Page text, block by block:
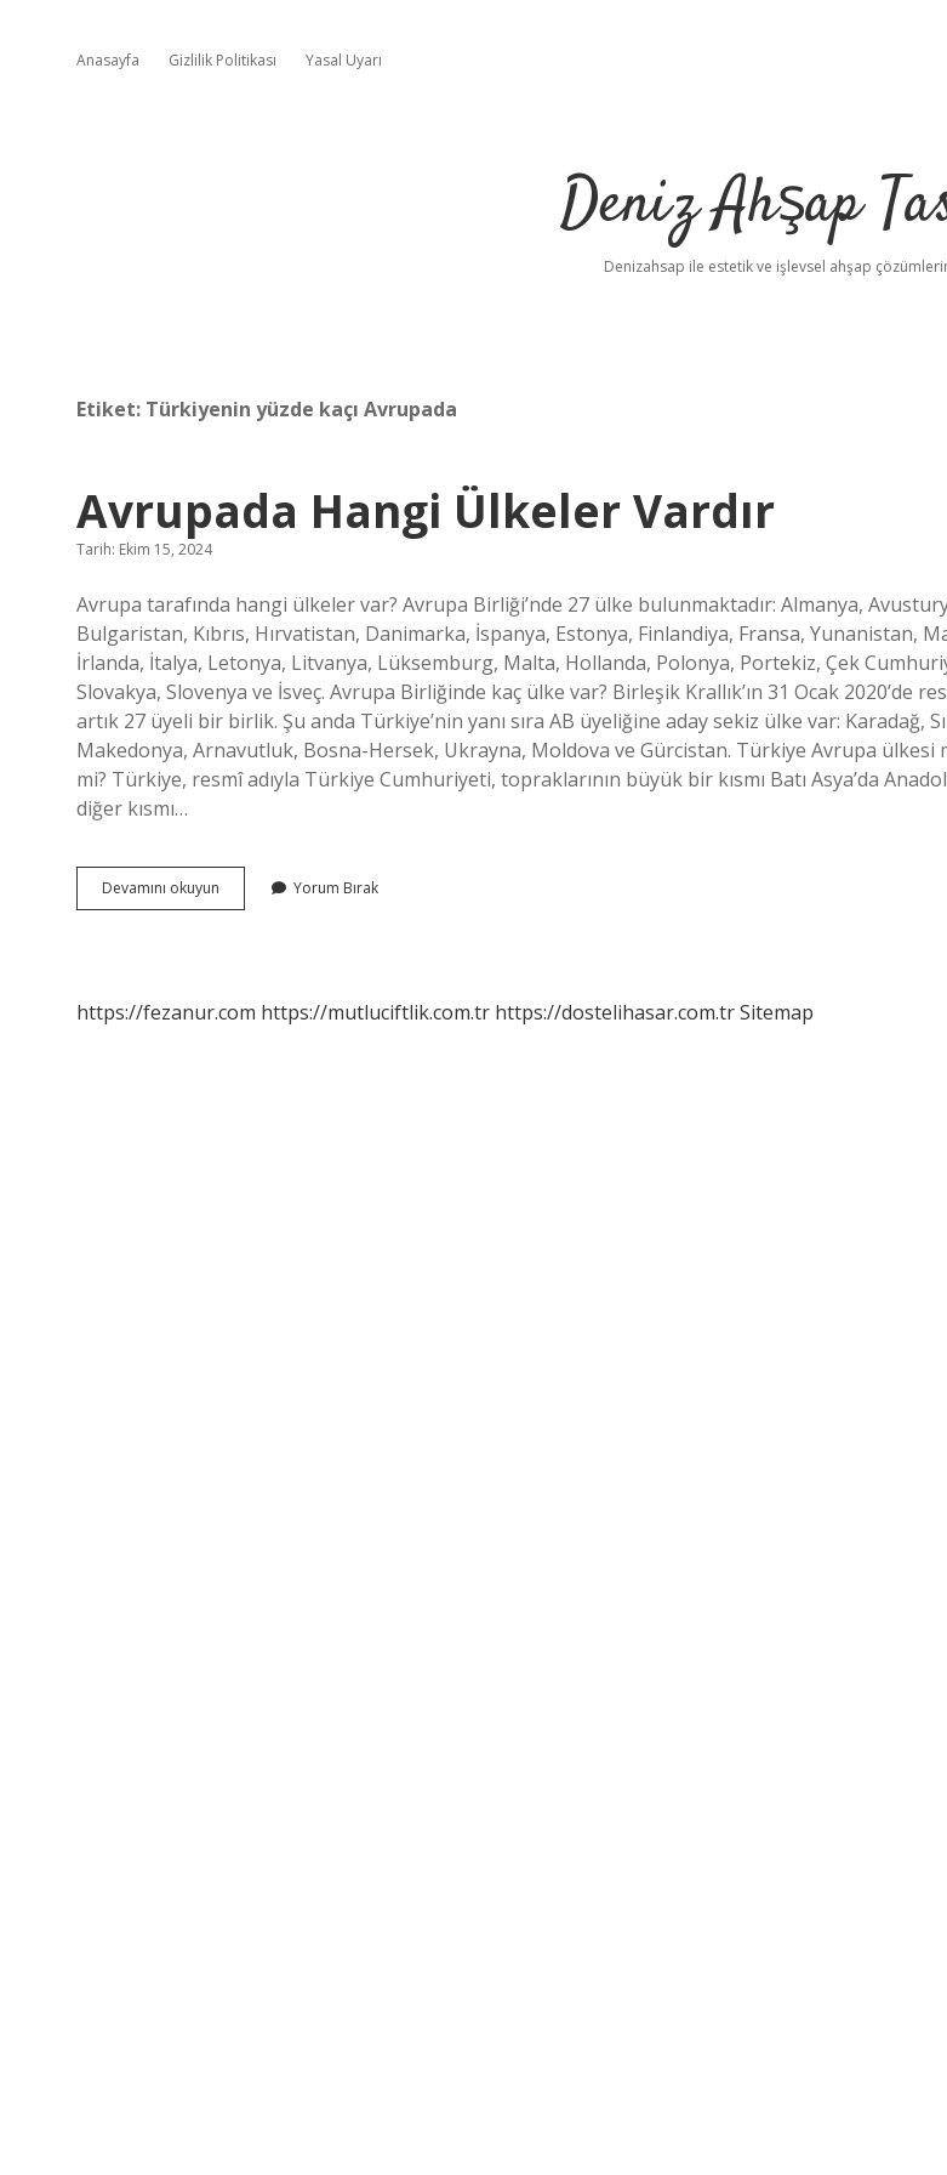
Anasayfa Gizlilik Politikası Yasal Uyarı
Deniz Ahşap
Denizahsap ile estetik ve işlevsel ahşap
Etiket: Türkiyenin yüzde kaçı Avrupada
Avrupada Hangi Ülkeler Vardır
Tarih: Ekim 15, 2024
Avrupa tarafında hangi ülkeler var? Avrupa Birliği’nde 27 ülke bulunmaktadır: Almanya,
Bulgaristan, Kıbrıs, Hırvatistan, Danimarka, İspanya, Estonya, Finlandiya, Fransa, Yunanistan,
İrlanda, İtalya, Letonya, Litvanya, Lüksemburg, Malta, Hollanda, Polonya, Portekiz, Çek
Slovakya, Slovenya ve İsveç. Avrupa Birliğinde kaç ülke var? Birleşik Krallık’ın 31 Ocak 2020’de
artık 27 üyeli bir birlik. Şu anda Türkiye’nin yanı sıra AB üyeliğine aday sekiz ülke var: Karadağ,
Makedonya, Arnavutluk, Bosna-Hersek, Ukrayna, Moldova ve Gürcistan. Türkiye Avrupa ülkesi
mi? Türkiye, resmî adıyla Türkiye Cumhuriyeti, topraklarının büyük bir kısmı Batı Asya’da
diğer kısmı…
Devamını okuyun Avrupada
Hangi
Yorum Bırak
https://fezanur.com https://mutluciftlik.com.tr https://dostelihasar.com.trSitemap